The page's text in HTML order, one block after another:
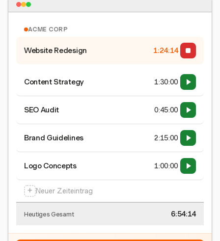
ACME CORP
Website Redesign 1:24:15
Content Strategy 1:30:00
SEO Audit 0:45:00
Brand Guidelines 2:15:00
Logo Concepts 1:00:00
+ Neuer Zeiteintrag
Heutiges Gesamt 6:54:15